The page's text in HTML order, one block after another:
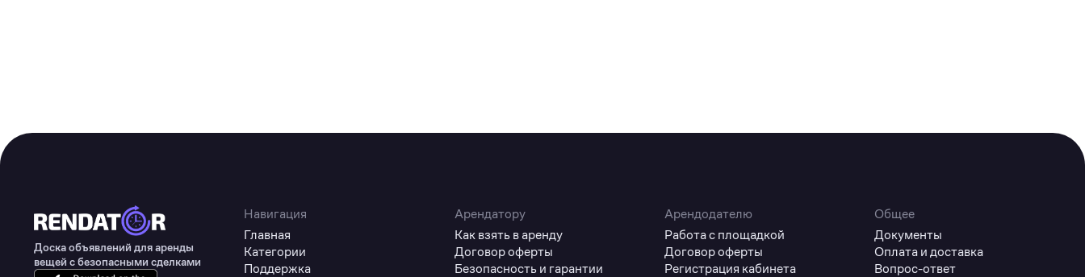
Доска объявлений для аренды
вещей с безопасными сделками
Навигация
Главная
Категории
Поддержка
Арендатору
Как взять в аренду
Договор оферты
Безопасность и гарантии
Арендодателю
Работа с площадкой
Договор оферты
Регистрация кабинета
Общее
Документы
Оплата и доставка
Вопрос-ответ